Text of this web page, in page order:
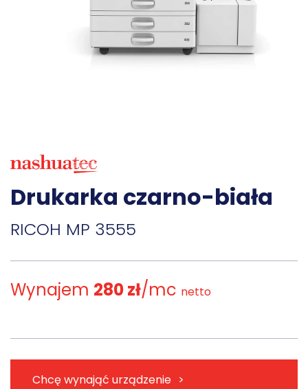
Drukarka czarno-biała
RICOH MP 3555
Wynajem 280 zł/mc netto
Chcę wynająć urządzenie